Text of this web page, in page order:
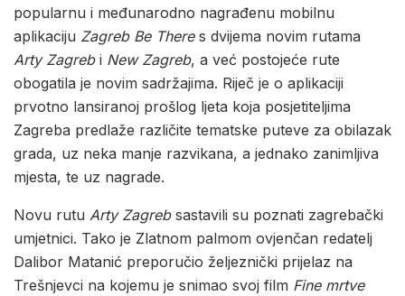
popularnu i međunarodno nagrađenu mobilnu
aplikaciju Zagreb Be Theres dvijema novim rutama
Arty Zagreb i New Zagreb, a već postojeće rute
obogatila je novim sadržajima. Riječ je o aplikaciji
prvotno lansiranoj prošlog ljeta koja posjetiteljima
Zagreba predlaže različite tematske puteve za obilazak
grada, uz neka manje razvikana, a jednako zanimljiva
mjesta, te uz nagrade.
Novu rutu Arty Zagrebsastavili su poznati zagrebački
umjetnici. Tako je Zlatnom palmom ovjenčan redatelj
Dalibor Matanić preporučio željeznički prijelaz na
Trešnjevci na kojemu je snimao svoj film Fine mrtve